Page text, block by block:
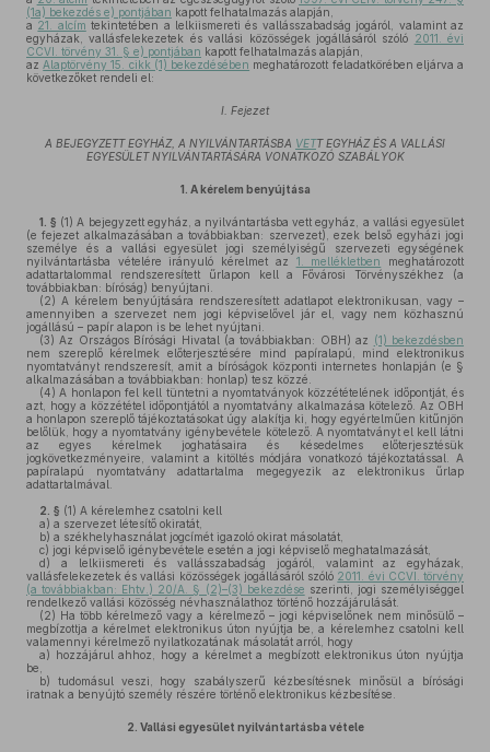
(1a) bekezdés e) pontjában kapott felhatalmazás alapján,
a 21. alcím tekintetében a lelkiismereti és vallásszabadság jogáról, valamint az
egyházak, vallásfelekezetek és vallási közösségek jogállásáról szóló 2011. évi
CCVI. törvény 31. § e) pontjában kapott felhatalmazás alapján,
az Alaptörvény 15. cikk (1) bekezdésében meghatározott feladatkörében eljárva a
következőket rendeli el:
I. Fejezet
A BEJEGYZETT EGYHÁZ, A NYILVÁNTARTÁSBA VETT EGYHÁZ ÉS A VALLÁSI
EGYESÜLET NYILVÁNTARTÁSÁRA VONATKOZÓ SZABÁLYOK
1. A kérelem benyújtása
1. § (1) A bejegyzett egyház, a nyilvántartásba vett egyház, a vallási egyesület
(e fejezet alkalmazásában a továbbiakban: szervezet), ezek belső egyházi jogi
személye és a vallási egyesület jogi személyiségű szervezeti egységének
nyilvántartásba vételére irányuló kérelmet az 1. mellékletben
meghatározott
adattartalommal rendszeresített űrlapon kell a Fővárosi Törvényszékhez (a
továbbiakban: bíróság) benyújtani.
(2) A kérelem benyújtására rendszeresített adatlapot elektronikusan, vagy –
amennyiben a szervezet nem jogi képviselővel jár el, vagy nem közhasznú
jogállású – papír alapon is be lehet nyújtani.
(3) Az Országos Bírósági Hivatal (a továbbiakban: OBH) az (1) bekezdésben
nem szereplő kérelmek előterjesztésére mind papíralapú, mind elektronikus
nyomtatványt rendszeresít, amit a bíróságok központi internetes honlapján (e §
alkalmazásában a továbbiakban: honlap) tesz közzé.
(4) A honlapon fel kell tüntetni a nyomtatványok közzétételének időpontját, és
azt, hogy a közzététel időpontjától a nyomtatvány alkalmazása kötelező. Az OBH
a honlapon szereplő tájékoztatásokat úgy alakítja ki, hogy egyértelműen kitűnjön
belőlük, hogy a nyomtatvány igénybevétele kötelező. A nyomtatványt el kell látni
az egyes kérelmek joghatásaira és késedelmes előterjesztésük
jogkövetkezményeire, valamint a kitöltés módjára vonatkozó tájékoztatással. A
papíralapú nyomtatvány adattartalma megegyezik az elektronikus űrlap
adattartalmával.
2. § (1) A kérelemhez csatolni kell
a) a szervezet létesítő okiratát,
b) a székhelyhasználat jogcímét igazoló okirat másolatát,
c) jogi képviselő igénybevétele esetén a jogi képviselő meghatalmazását,
d) a lelkiismereti és vallásszabadság jogáról, valamint az egyházak,
vallásfelekezetek és vallási közösségek jogállásáról szóló 2011. évi CCVI. törvény
(a továbbiakban: Ehtv.) 20/A. § (2)–(3) bekezdése szerinti, jogi személyiséggel
rendelkező vallási közösség névhasználathoz történő hozzájárulását.
(2) Ha több kérelmező vagy a kérelmező – jogi képviselőnek nem minősülő –
megbízottja a kérelmet elektronikus úton nyújtja be, a kérelemhez csatolni kell
valamennyi kérelmező nyilatkozatának másolatát arról, hogy
a) hozzájárul ahhoz, hogy a kérelmet a megbízott elektronikus úton nyújtja
be,
b) tudomásul veszi, hogy szabályszerű kézbesítésnek minősül a bírósági
iratnak a benyújtó személy részére történő elektronikus kézbesítése.
2. Vallási egyesület nyilvántartásba vétele